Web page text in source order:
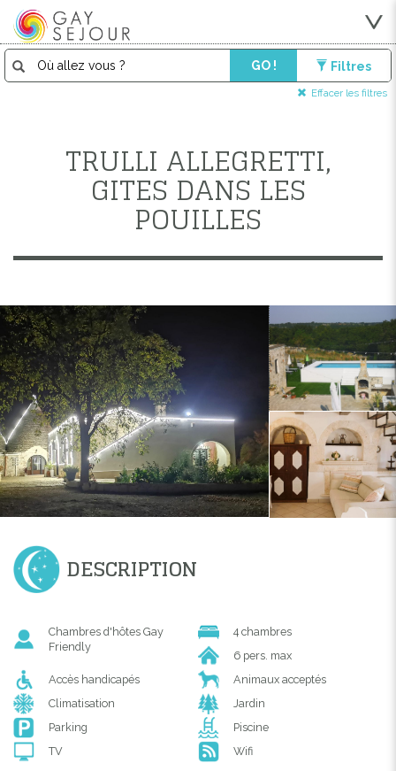
GO ! Filtres
Effacer les filtres
TRULLI ALLEGRETTI,
GITES DANS LES
POUILLES
DESCRIPTION
Chambres d'hôtes Gay
Friendly
4 chambres
6 pers. max
Accès handicapés
Animaux acceptés
Climatisation
Jardin
Parking
Piscine
TV
Wifi